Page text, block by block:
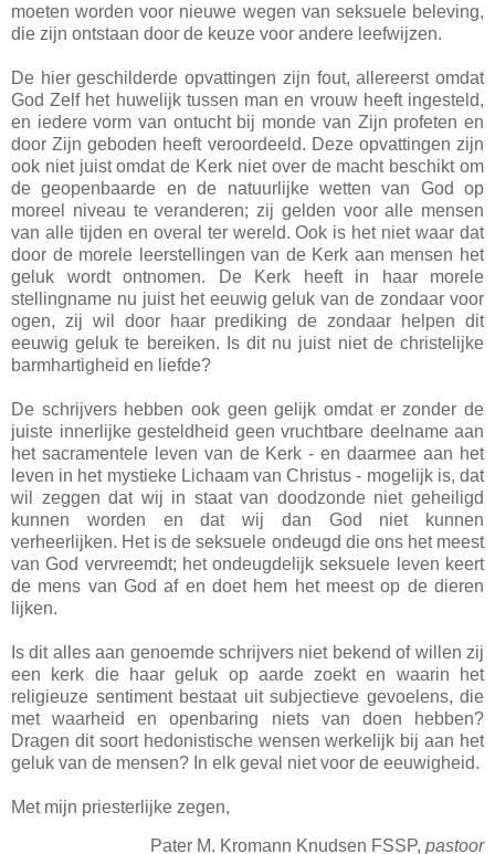
moeten worden voor nieuwe wegen van seksuele beleving,
die zijn ontstaan door de keuze voor andere leefwijzen.
De hier geschilderde opvattingen zijn fout, allereerst omdat
God Zelf het huwelijk tussen man en vrouw heeft ingesteld,
en iedere vorm van ontucht bij monde van Zijn profeten en
door Zijn geboden heeft veroordeeld. Deze opvattingen zijn
ook niet juist omdat de Kerk niet over de macht beschikt om
de geopenbaarde en de natuurlijke wetten van God op
moreel niveau te veranderen; zij gelden voor alle mensen
van alle tijden en overal ter wereld. Ook is het niet waar dat
door de morele leerstellingen van de Kerk aan mensen het
geluk wordt ontnomen. De Kerk heeft in haar morele
stellingname nu juist het eeuwig geluk van de zondaar voor
ogen, zij wil door haar prediking de zondaar helpen dit
eeuwig geluk te bereiken. Is dit nu juist niet de christelijke
barmhartigheid en liefde?
De schrijvers hebben ook geen gelijk omdat er zonder de
juiste innerlijke gesteldheid geen vruchtbare deelname aan
het sacramentele leven van de Kerk - en daarmee aan het
leven in het mystieke Lichaam van Christus - mogelijk is, dat
wil zeggen dat wij in staat van doodzonde niet geheiligd
kunnen worden en dat wij dan God niet kunnen
verheerlijken. Het is de seksuele ondeugd die ons het meest
van God vervreemdt; het ondeugdelijk seksuele leven keert
de mens van God af en doet hem het meest op de dieren
lijken.
Is dit alles aan genoemde schrijvers niet bekend of willen zij
een kerk die haar geluk op aarde zoekt en waarin het
religieuze sentiment bestaat uit subjectieve gevoelens, die
met waarheid en openbaring niets van doen hebben?
Dragen dit soort hedonistische wensen werkelijk bij aan het
geluk van de mensen? In elk geval niet voor de eeuwigheid.
Met mijn priesterlijke zegen,
Pater M. Kromann Knudsen FSSP, pastoor